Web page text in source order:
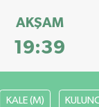
AKŞAM
19:39
KALE (M)